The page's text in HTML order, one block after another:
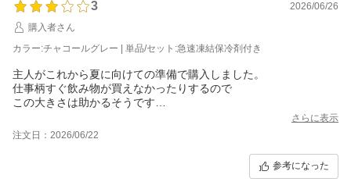
3
2026/06/26
購入者さん
カラー:チャコールグレー | 単品/セット:急速凍結保冷剤付き
主人がこれから夏に向けての準備で購入しました。
仕事柄すぐ飲み物が買えなかったりするので
この大きさは助かるそうです
出来れば荷物は同時に到着して欲しいですね
さらに表示
注文日：2026/06/22
参考になった